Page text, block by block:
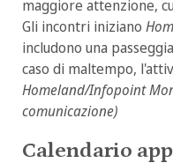
maggiore attenzione,
Gli incontri iniziano
includono una
caso di maltempo,
Homeland/Infopoint
comunicazione)
Calendario